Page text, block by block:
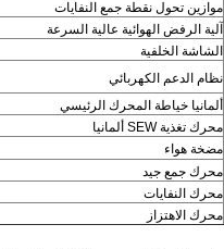
موازين تحول نقطة جمع النفايات
آلية الرفض الهوائية عالية السرعة
الشاشة الخلفية
نظام الدعم الكهربائي
ألمانيا خياطة المحرك الرئيسي
محرك تغذية SEW ألمانيا
مضخة هواء
محرك جمع جيد
محرك النفايات
محرك الاهتزاز